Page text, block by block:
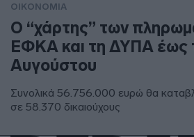
ΟΙΚΟΝΟΜΙΑ
Ο “χάρτης” των
ΕΦΚΑ και τη ΔΥΠΑ έως
Αυγούστου
Συνολικά 56.756.000 ευρώ θα
σε 58.370 δικαιούχους